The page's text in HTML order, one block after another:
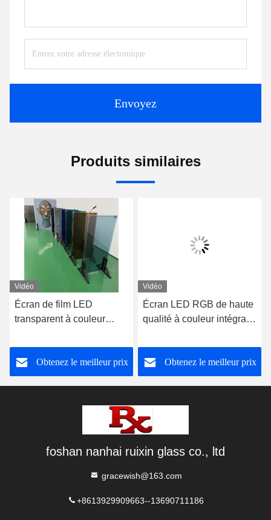
Envoyez
Produits similaires
Vidéo
Écran de film LED
transparent à couleur
Obtenez le meilleur prix
Vidéo
Écran LED RGB de haute
qualité à couleur intégrale
LED P10-P50 Écran LED
transparent
Obtenez le meilleur prix
foshan nanhai ruixin glass co., ltd
gracewish@163.com
+8613929909663--13690711186